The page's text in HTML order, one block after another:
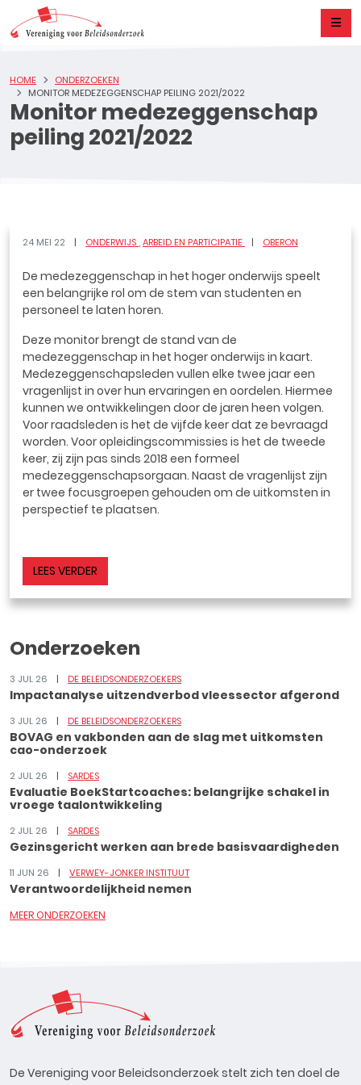
Monitor medezeggenschap
peiling 2021/2022
HOME
ONDERZOEKEN
MONITOR MEDEZEGGENSCHAP PEILING 2021/2022
24 MEI 22 ONDERWIJS ARBEID EN PARTICIPATIE OBERON
De medezeggenschap in het hoger onderwijs speelt
een belangrijke rol om de stem van studenten en
personeel te laten horen.
Deze monitor brengt de stand van de
medezeggenschap in het hoger onderwijs in kaart.
Medezeggenschapsleden vullen elke twee jaar een
vragenlijst in over hun ervaringen en oordelen. Hiermee
kunnen we ontwikkelingen door de jaren heen volgen.
Voor raadsleden is het de vijfde keer dat ze bevraagd
worden. Voor opleidingscommissies is het de tweede
keer, zij zijn pas sinds 2018 een formeel
medezeggenschapsorgaan. Naast de vragenlijst zijn
er twee focusgroepen gehouden om de uitkomsten in
perspectief te plaatsen.
LEES VERDER
Onderzoeken
3 JUL 26 DE BELEIDSONDERZOEKERS
Impactanalyse uitzendverbod vleessector afgerond
3 JUL 26 DE BELEIDSONDERZOEKERS
BOVAG en vakbonden aan de slag met uitkomsten
cao-onderzoek
2 JUL 26 SARDES
Evaluatie BoekStartcoaches: belangrijke schakel in
vroege taalontwikkeling
2 JUL 26 SARDES
Gezinsgericht werken aan brede basisvaardigheden
11 JUN 26 VERWEY-JONKER INSTITUUT
Verantwoordelijkheid nemen
MEER ONDERZOEKEN
De Vereniging voor Beleidsonderzoek stelt zich ten doel de